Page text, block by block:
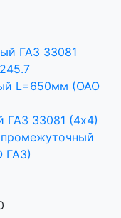
ГАЗ 33081 (4х4)
ГАЗ)